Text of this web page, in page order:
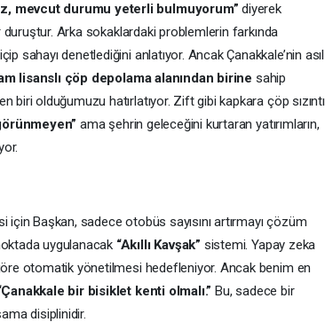
mevcut durumu yeterli bulmuyorum” diyerek
Arka sokaklardaki problemlerin farkında
sahayı denetlediğini anlatıyor. Ancak Çanakkale’nin asıl
lisanslı çöp depolama alanından birine sahip
olduğumuzu hatırlatıyor. Zift gibi kapkara çöp sızıntı
ama şehrin geleceğini kurtaran yatırımların,
Başkan, sadece otobüs sayısını artırmayı çözüm
uygulanacak “Akıllı Kavşak” sistemi. Yapay zeka
otomatik yönetilmesi hedefleniyor. Ancak benim en
bir bisiklet kenti olmalı.” Bu, sadece bir
disiplinidir.